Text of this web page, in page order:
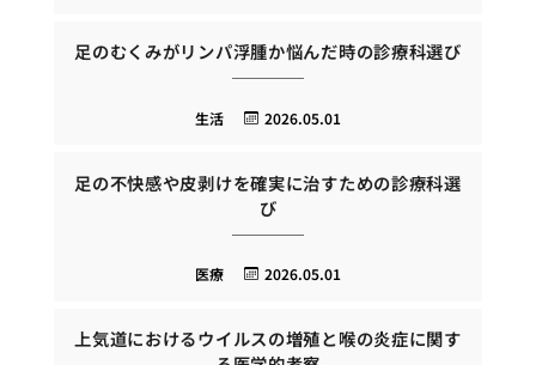
足のむくみがリンパ浮腫か悩んだ時の診療科選び
2026.05.01
生活
足の不快感や皮剥けを確実に治すための診療科選
び
2026.05.01
医療
上気道におけるウイルスの増殖と喉の炎症に関す